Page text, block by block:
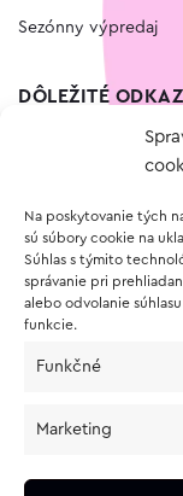
Na poskytovanie tých
sú súbory cookie na
Súhlas s týmito
správanie pri
alebo odvolanie
funkcie.
Funkčné
Marketing
Sezónny výpredaj
DÔLEŽITÉ
Vernostný program
O NÁKUPE
Vrátenie a reklamácia